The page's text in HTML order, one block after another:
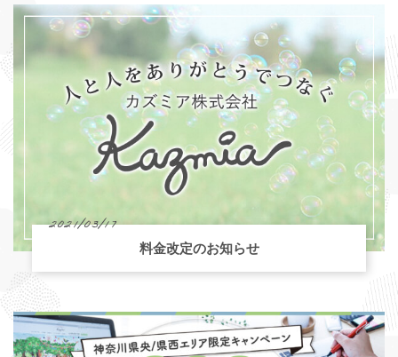
2021/03/17
料金改定のお知らせ